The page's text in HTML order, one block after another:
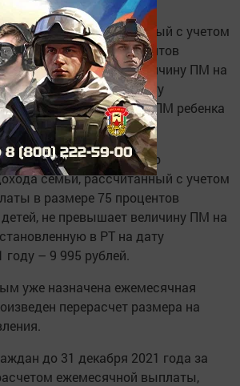
детей, если размер
семьи, рассчитанный с учетом
в размере 50 процентов
не превышает величину ПМ на
в РТ на дату
году – 7 496,25 рублей (ПМ ребенка
рублей);
для детей, если размер
семьи, рассчитанный с учетом
в размере 75 процентов
не превышает величину ПМ на
в РТ на дату
– 9 995 рублей.
уже назначена ежемесячная
перерасчет размера на
до 31 декабря 2021 года за
ежемесячной выплаты,